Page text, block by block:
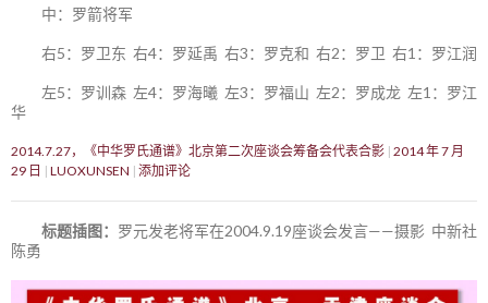
中：罗箭将军
右5：罗卫东 右4：罗延禹 右3：罗克和 右2：罗卫 右1：罗江润
左5：罗训森 左4：罗海曦 左3：罗福山 左2：罗成龙 左1：罗江
华
2014.7.27，《中华罗氏通谱》北京第二次座谈会筹备会代表合影 2014 年 7 月
29 日
LUOXUNSEN 添加评论
标题插图： 罗元发老将军在2004.9.19座谈会发言——摄影 中新社
陈勇